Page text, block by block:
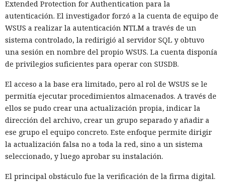
Extended Protection for Authentication para la
autenticación. El investigador forzó a la cuenta de equipo de
WSUS a realizar la autenticación NTLM a través de un
sistema controlado, la redirigió al servidor SQL y obtuvo
una sesión en nombre del propio WSUS. La cuenta disponía
de privilegios suficientes para operar con SUSDB.
El acceso a la base era limitado, pero al rol de WSUS se le
permitía ejecutar procedimientos almacenados. A través de
ellos se pudo crear una actualización propia, indicar la
dirección del archivo, crear un grupo separado y añadir a
ese grupo el equipo concreto. Este enfoque permite dirigir
la actualización falsa no a toda la red, sino a un sistema
seleccionado, y luego aprobar su instalación.
El principal obstáculo fue la verificación de la firma digital.